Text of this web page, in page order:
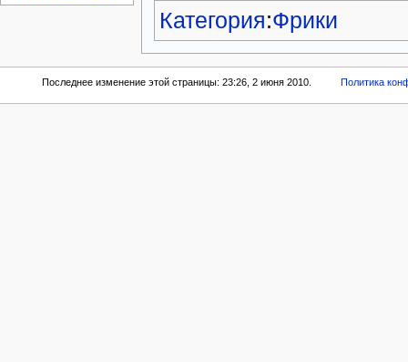
Категория:Фрики
Последнее изменение этой страницы: 23:26, 2 июня 2010. Политика